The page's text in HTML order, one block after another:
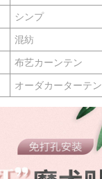
シンプ
混紡
布艺カーンテン
オーダカーターテン